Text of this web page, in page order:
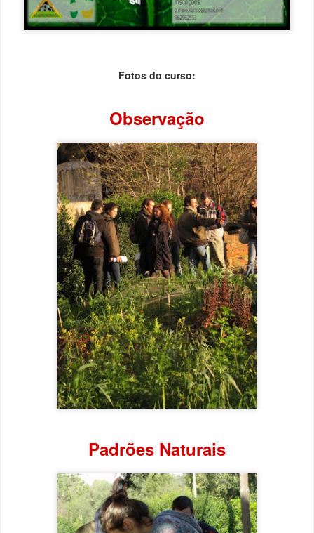
Fotos do curso:
Observação
Padrões Naturais